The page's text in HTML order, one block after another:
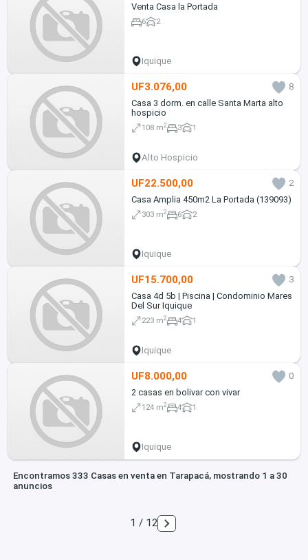
Venta Casa la Portada
6 2
Iquique
UF3.076,00
8
Casa 3 dorm. en calle Santa Marta alto
hospicio
108 m2 3 1
Alto Hospicio
UF22.500,00
2
Casa Amplia 450m2 La Portada (139093)
303 m2 6 2
Iquique
UF15.700,00
3
Casa 4d 5b | Piscina | Condominio Mares
Del Sur Iquique
223 m2 4 1
Iquique
UF8.000,00
0
2 casas en bolivar con vivar
124 m2 4 1
Iquique
Encontramos 333 Casas en venta en Tarapacá, mostrando 1 a 30
anuncios
1 / 12